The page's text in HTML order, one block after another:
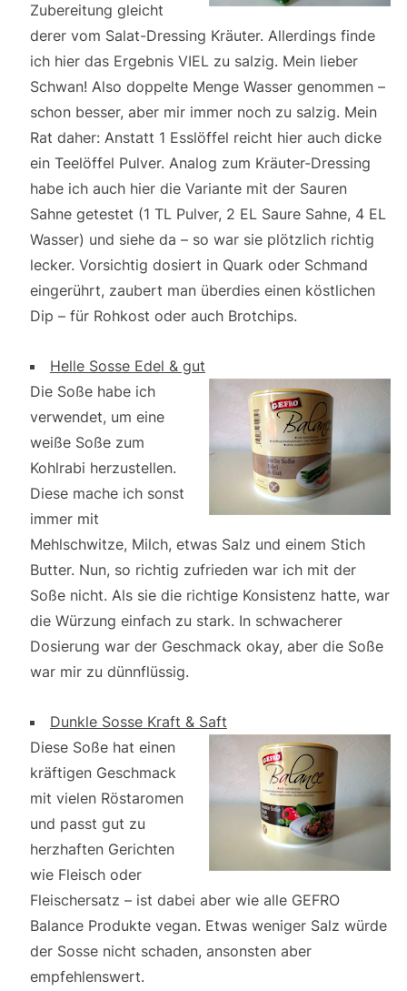
Zubereitung gleicht
derer vom Salat-Dressing Kräuter. Allerdings finde
ich hier das Ergebnis VIEL zu salzig. Mein lieber
Schwan! Also doppelte Menge Wasser genommen –
schon besser, aber mir immer noch zu salzig. Mein
Rat daher: Anstatt 1 Esslöffel reicht hier auch dicke
ein Teelöffel Pulver. Analog zum Kräuter-Dressing
habe ich auch hier die Variante mit der Sauren
Sahne getestet (1 TL Pulver, 2 EL Saure Sahne, 4 EL
Wasser) und siehe da – so war sie plötzlich richtig
lecker. Vorsichtig dosiert in Quark oder Schmand
eingerührt, zaubert man überdies einen köstlichen
Dip – für Rohkost oder auch Brotchips.
Helle Sosse Edel & gut
Die Soße habe ich
verwendet, um eine
weiße Soße zum
Kohlrabi herzustellen.
Diese mache ich sonst
immer mit
Mehlschwitze, Milch, etwas Salz und einem Stich
Butter. Nun, so richtig zufrieden war ich mit der
Soße nicht. Als sie die richtige Konsistenz hatte, war
die Würzung einfach zu stark. In schwacherer
Dosierung war der Geschmack okay, aber die Soße
war mir zu dünnflüssig.
Dunkle Sosse Kraft & Saft
Diese Soße hat einen
kräftigen Geschmack
mit vielen Röstaromen
und passt gut zu
herzhaften Gerichten
wie Fleisch oder
Fleischersatz – ist dabei aber wie alle GEFRO
Balance Produkte vegan. Etwas weniger Salz würde
der Sosse nicht schaden, ansonsten aber
empfehlenswert.